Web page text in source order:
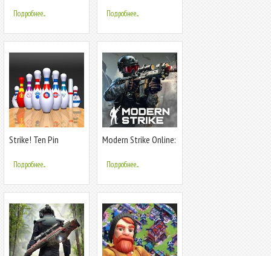
Подробнее... Подробнее...
Strike! Ten Pin
Подробнее...
Modern Strike Online:
Подробнее...